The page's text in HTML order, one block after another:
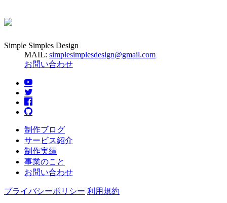
Simple Simples Design
MAIL: simplesimplesdesign@gmail.com
お問い合わせ
制作ブログ
サービス紹介
制作実績
事業のこと
お問い合わせ
プライバシーポリシー 利用規約